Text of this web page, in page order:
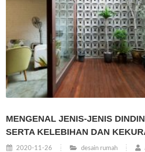
MENGENAL JENIS-JENIS
SERTA KELEBIHAN DAN
2020-11-26 desain rumah